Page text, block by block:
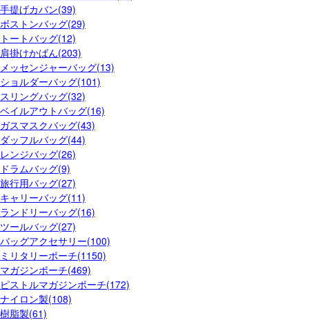
手提げカバン(39)
ボストンバッグ(29)
トートバッグ(12)
肩掛けかばん(203)
メッセンジャーバッグ(13)
ショルダーバッグ(101)
スリングバッグ(32)
ベイルアウトバッグ(16)
ガスマスクバッグ(43)
ダッフルバッグ(44)
レンジバッグ(26)
ドラムバッグ(9)
旅行用バッグ(27)
キャリーバッグ(11)
ランドリーバッグ(16)
ツールバッグ(27)
バッグアクセサリー(100)
ミリタリーポーチ(1150)
マガジンポーチ(469)
ピストルマガジンポーチ(172)
ナイロン製(108)
樹脂製(61)